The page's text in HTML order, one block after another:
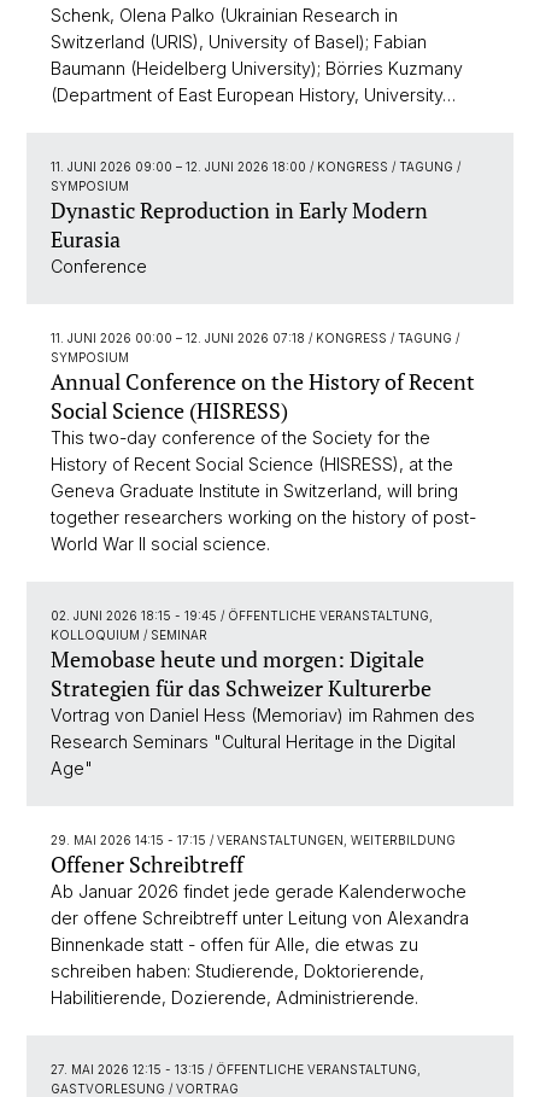
Schenk, Olena Palko (Ukrainian Research in
Switzerland (URIS), University of Basel); Fabian
Baumann (Heidelberg University); Börries Kuzmany
(Department of East European History, University…
11. JUNI 2026 09:00 – 12. JUNI 2026 18:00 / KONGRESS / TAGUNG /
SYMPOSIUM
Dynastic Reproduction in Early Modern
Eurasia
Conference
11. JUNI 2026 00:00 – 12. JUNI 2026 07:18 / KONGRESS / TAGUNG /
SYMPOSIUM
Annual Conference on the History of Recent
Social Science (HISRESS)
This two-day conference of the Society for the
History of Recent Social Science (HISRESS), at the
Geneva Graduate Institute in Switzerland, will bring
together researchers working on the history of post-
World War II social science.
02. JUNI 2026 18:15 - 19:45 / ÖFFENTLICHE VERANSTALTUNG,
KOLLOQUIUM / SEMINAR
Memobase heute und morgen: Digitale
Strategien für das Schweizer Kulturerbe
Vortrag von Daniel Hess (Memoriav) im Rahmen des
Research Seminars "Cultural Heritage in the Digital
Age"
29. MAI 2026 14:15 - 17:15 / VERANSTALTUNGEN, WEITERBILDUNG
Offener Schreibtreff
Ab Januar 2026 findet jede gerade Kalenderwoche
der offene Schreibtreff unter Leitung von Alexandra
Binnenkade statt - offen für Alle, die etwas zu
schreiben haben: Studierende, Doktorierende,
Habilitierende, Dozierende, Administrierende.
27. MAI 2026 12:15 - 13:15 / ÖFFENTLICHE VERANSTALTUNG,
GASTVORLESUNG / VORTRAG